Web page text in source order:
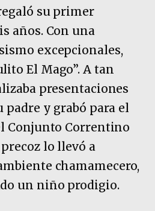
su primer
años. Con una
excepcionales,
El Mago”. A tan
presentaciones
y grabó para el
Conjunto Correntino
lo llevó a
chamamecero,
un niño prodigio.